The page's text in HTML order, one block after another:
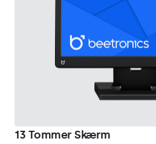
13 Tommer Skærm